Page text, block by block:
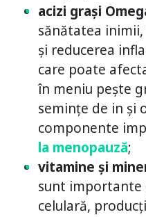
acizi grași
sănătatea
și reducerea
care poate
în meniu pește
semințe de in și
componente
la menopauză;
vitamine și
sunt importante
celulară,